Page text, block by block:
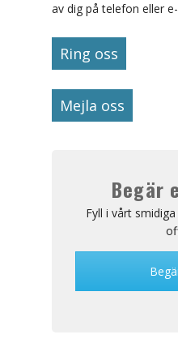
av dig på telefon eller
Ring oss
Mejla oss
Begär
Fyll i vårt